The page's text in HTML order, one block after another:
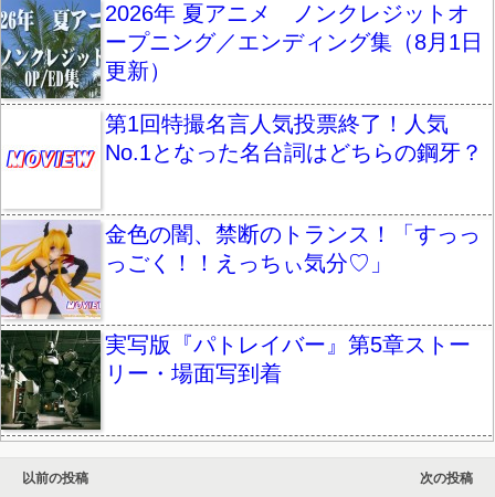
2026年 夏アニメ ノンクレジットオ
ープニング／エンディング集（8月1日
更新）
第1回特撮名言人気投票終了！人気
No.1となった名台詞はどちらの鋼牙？
金色の闇、禁断のトランス！「すっっ
っごく！！えっちぃ気分♡」
実写版『パトレイバー』第5章ストー
リー・場面写到着
以前の投稿
次の投稿